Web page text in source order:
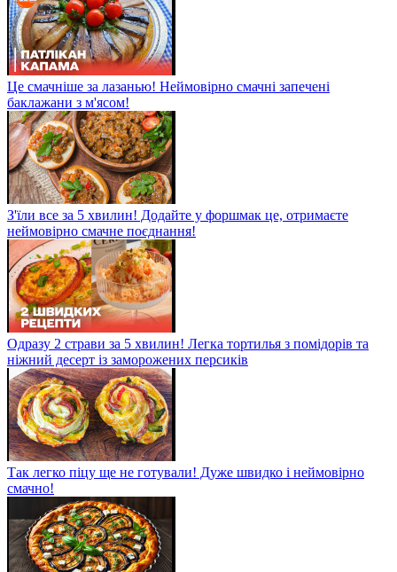
Це смачніше за лазанью! Неймовірно смачні запечені
баклажани з м'ясом!
З'їли все за 5 хвилин! Додайте у форшмак це, отримаєте
неймовірно смачне поєднання!
Одразу 2 страви за 5 хвилин! Легка тортилья з помідорів та
ніжний десерт із заморожених персиків
Так легко піцу ще не готували! Дуже швидко і неймовірно
смачно!